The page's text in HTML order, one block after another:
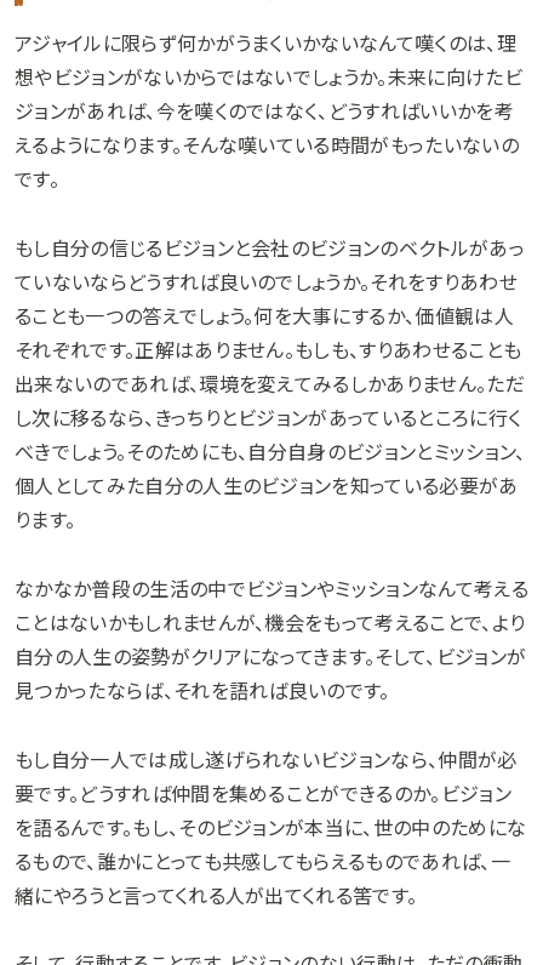
アジャイルに限らず何かがうまくいかないなんて嘆くのは、理
想やビジョンがないからではないでしょうか。未来に向けたビ
ジョンがあれば、今を嘆くのではなく、どうすればいいかを考
えるようになります。そんな嘆いている時間がもったいないの
です。
もし自分の信じるビジョンと会社のビジョンのベクトルがあっ
ていないならどうすれば良いのでしょうか。それをすりあわせ
ることも一つの答えでしょう。何を大事にするか、価値観は人
それぞれです。正解はありません。もしも、すりあわせることも
出来ないのであれば、環境を変えてみるしかありません。ただ
し次に移るなら、きっちりとビジョンがあっているところに行く
べきでしょう。そのためにも、自分自身のビジョンとミッション、
個人としてみた自分の人生のビジョンを知っている必要があ
ります。
なかなか普段の生活の中でビジョンやミッションなんて考える
ことはないかもしれませんが、機会をもって考えることで、より
自分の人生の姿勢がクリアになってきます。そして、ビジョンが
見つかったならば、それを語れば良いのです。
もし自分一人では成し遂げられないビジョンなら、仲間が必
要です。どうすれば仲間を集めることができるのか。ビジョン
を語るんです。もし、そのビジョンが本当に、世の中のためにな
るもので、誰かにとっても共感してもらえるものであれば、一
緒にやろうと言ってくれる人が出てくれる筈です。